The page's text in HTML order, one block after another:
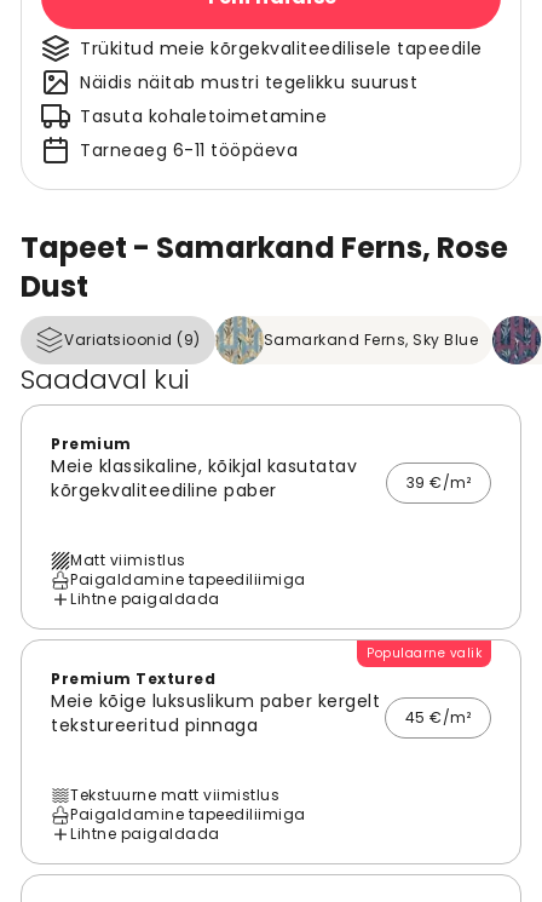
Tapeet - Samarkand Ferns, Rose
Dust
Variatsioonid (9) Samarkand Ferns, Sky Blue
Saadaval kui
Premium
Meie klassikaline, kõikjal kasutatav
kõrgekvaliteediline paber
39 €/m²
Matt viimistlus
Paigaldamine tapeediliimiga
Lihtne paigaldada
Populaarne valik
Premium Textured
Meie kõige luksuslikum paber kergelt
tekstureeritud pinnaga
45 €/m²
Tekstuurne matt viimistlus
Paigaldamine tapeediliimiga
Lihtne paigaldada
Trükitud meie kõrgekvaliteedilisele tapeedile
Näidis näitab mustri tegelikku suurust
Tasuta kohaletoimetamine
Tarneaeg 6-11 tööpäeva